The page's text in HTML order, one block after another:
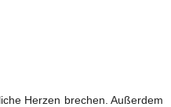
Herzen brechen. Außerdem